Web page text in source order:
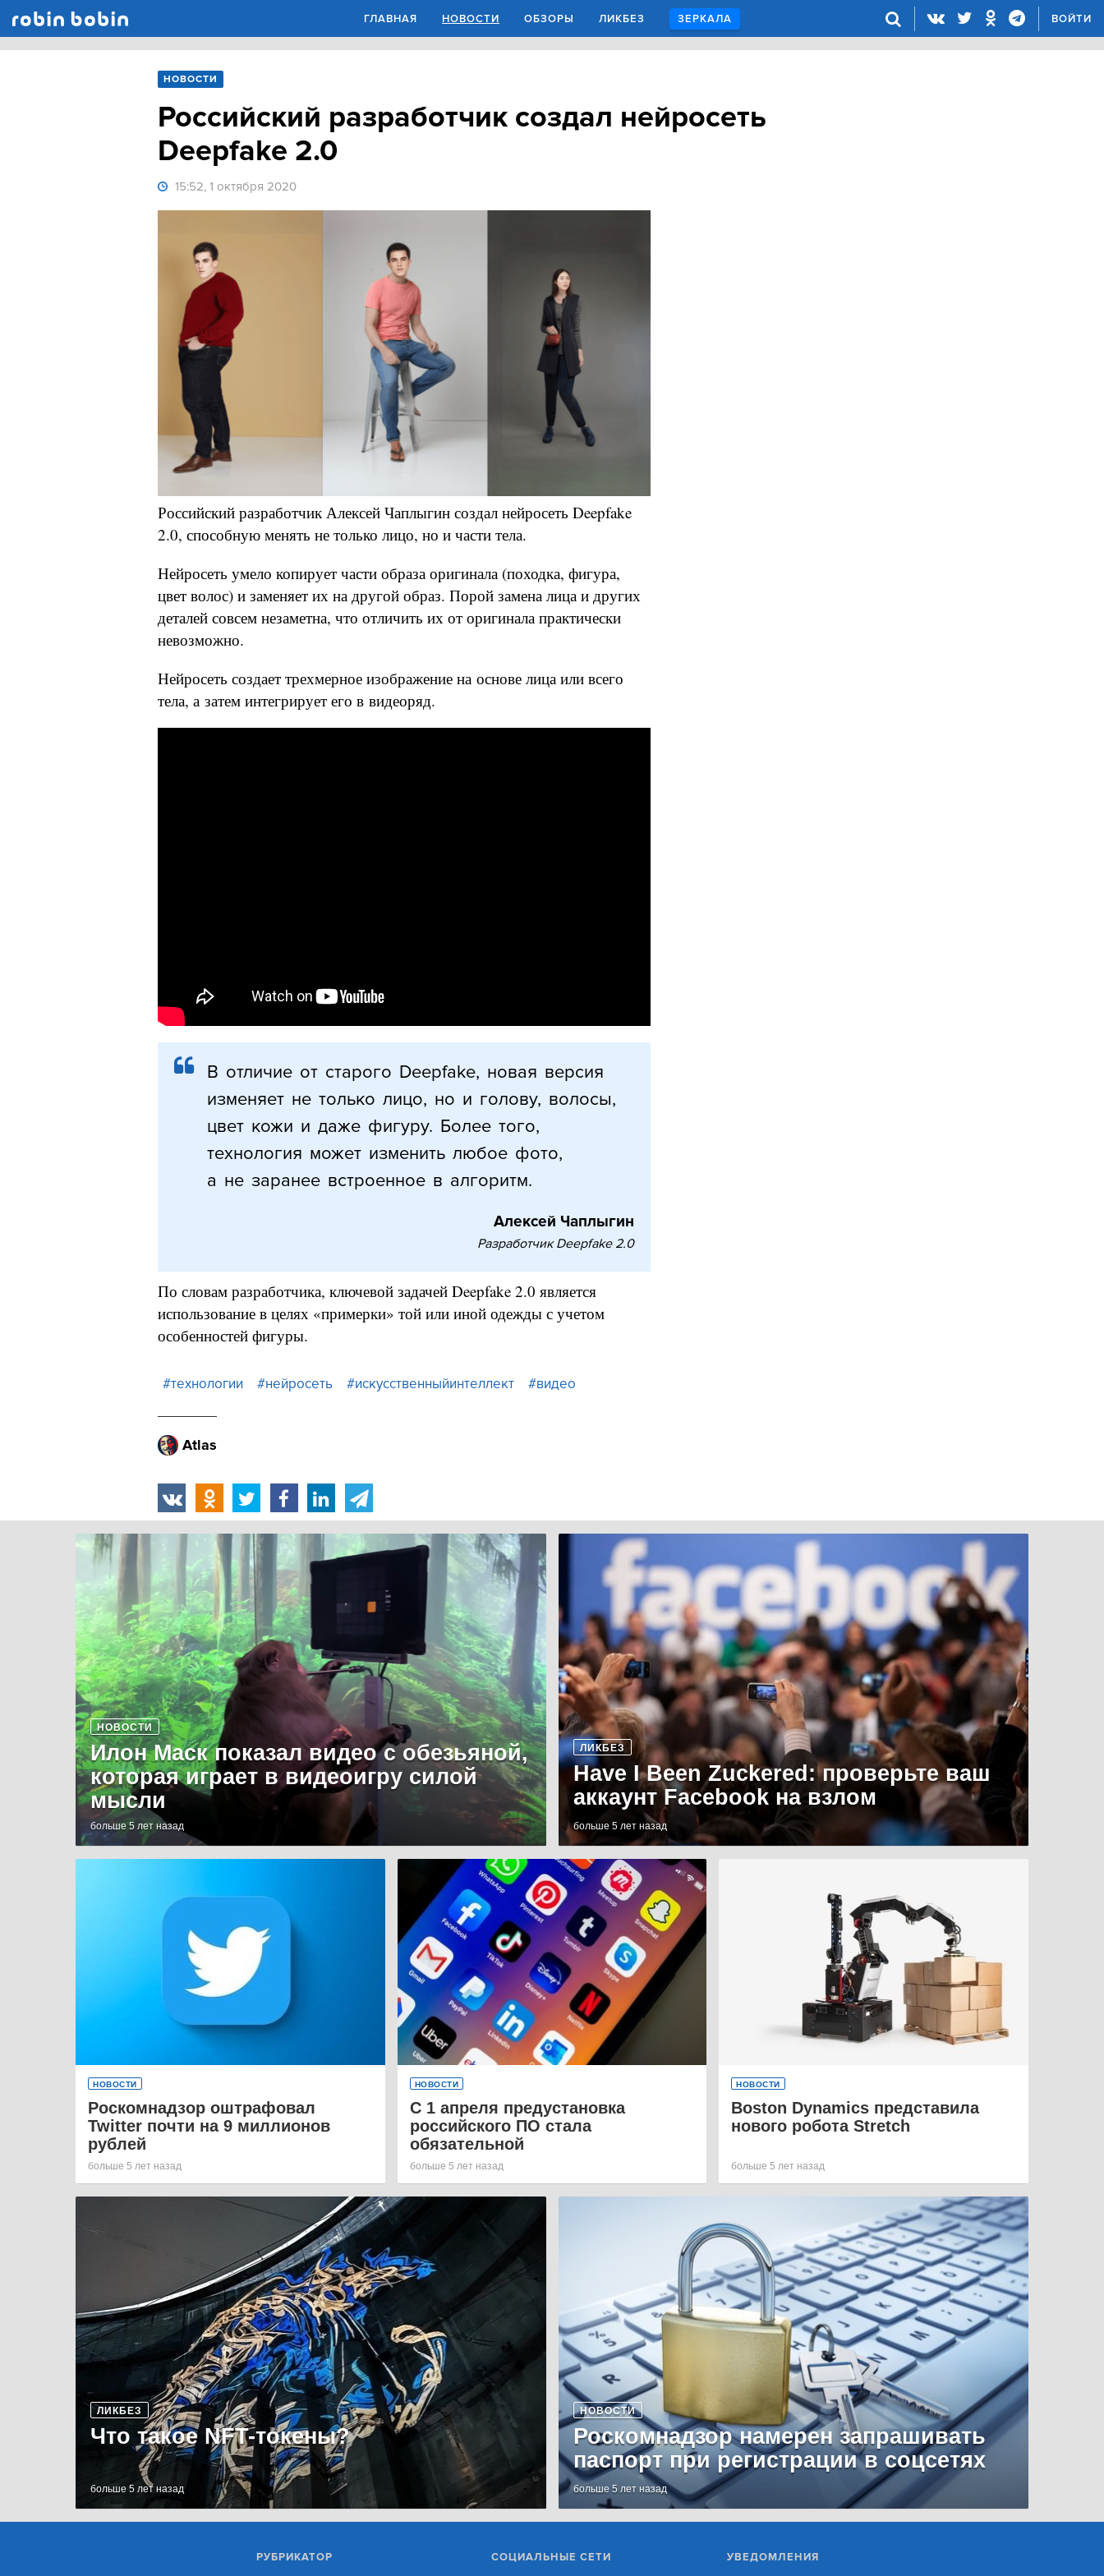
ГЛАВНАЯ НОВОСТИ ОБЗОРЫ ЛИКБЕЗ ЗЕРКАЛА ВОЙТИ
НОВОСТИ
Российский разработчик создал нейросеть
Deepfake 2.0
15:52, 1 октября 2020
Российский разработчик Алексей Чаплыгин создал нейросеть Deepfake
2.0, способную менять не только лицо, но и части тела.
Нейросеть умело копирует части образа оригинала (походка, фигура,
цвет волос) и заменяет их на другой образ. Порой замена лица и других
деталей совсем незаметна, что отличить их от оригинала практически
невозможно.
Нейросеть создает трехмерное изображение на основе лица или всего
тела, а затем интегрирует его в видеоряд.
В отличие от старого Deepfake, новая версия
изменяет не только лицо, но и голову, волосы,
цвет кожи и даже фигуру. Более того,
технология может изменить любое фото,
а не заранее встроенное в алгоритм.
Алексей Чаплыгин
Разработчик Deepfake 2.0
По словам разработчика, ключевой задачей Deepfake 2.0 является
использование в целях «примерки» той или иной одежды с учетом
особенностей фигуры.
#технологии #нейросеть #искусственныйинтеллект #видео
Atlas
НОВОСТИ
Илон Маск показал видео с обезьяной,
которая играет в видеоигру силой
мысли
больше 5 лет назад
ЛИКБЕЗ
Have I Been Zuckered: проверьте ваш
аккаунт Facebook на взлом
больше 5 лет назад
НОВОСТИ
Роскомнадзор оштрафовал
Twitter почти на 9 миллионов
рублей
больше 5 лет назад
НОВОСТИ
С 1 апреля предустановка
российского ПО стала
обязательной
больше 5 лет назад
НОВОСТИ
Boston Dynamics представила
нового робота Stretch
больше 5 лет назад
ЛИКБЕЗ
Что такое NFT-токены?
больше 5 лет назад
НОВОСТИ
Роскомнадзор намерен запрашивать
паспорт при регистрации в соцсетях
больше 5 лет назад
РУБРИКАТОР СОЦИАЛЬНЫЕ СЕТИ УВЕДОМЛЕНИЯ